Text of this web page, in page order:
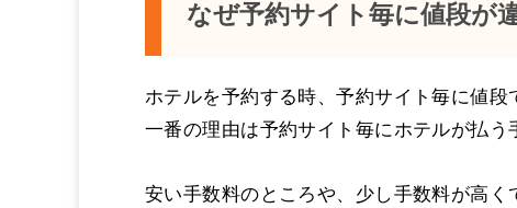
なぜ予約サイト毎に値段が
ホテルを予約する時、予約サイト毎に値段
一番の理由は予約サイト毎にホテルが払う
安い手数料のところや、少し手数料が高く